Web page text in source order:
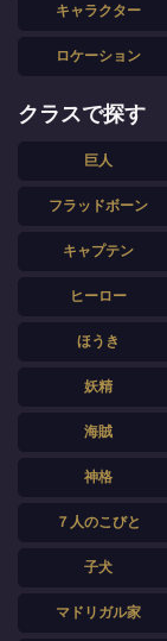
キャラクター
ロケーション
クラスで探す
巨人
フラッドボーン
キャプテン
ヒーロー
ほうき
妖精
海賊
神格
７人のこびと
子犬
マドリガル家